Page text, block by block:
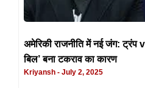
अमेरिकी राजनीति में नई जंग: ट्रंप
बिल’ बना टकराव का कारण
Kriyansh July 2, 2025